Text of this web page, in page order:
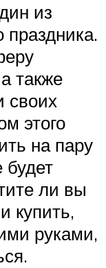
из
праздника.
также
своих
этого
на пару
будет
ли вы
купить,
руками,